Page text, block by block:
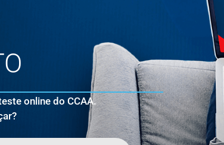
online do CCAA.